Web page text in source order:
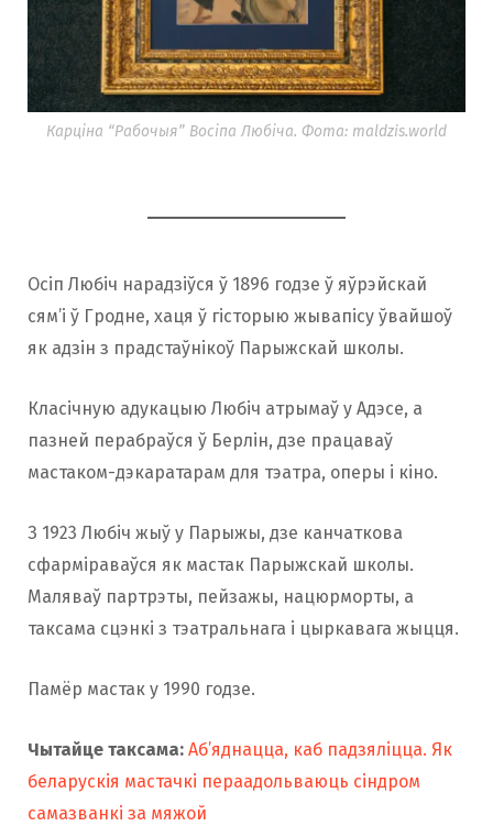
Карціна “Рабочыя” Восіпа Любіча. Фота: maldzis.world
Осіп Любіч нарадзіўся ў 1896 годзе ў яўрэйскай
сям’і ў Гродне, хаця ў гісторыю жывапісу ўвайшоў
як адзін з прадстаўнікоў Парыжскай школы.
Класічную адукацыю Любіч атрымаў у Адэсе, а
пазней перабраўся ў Берлін, дзе працаваў
мастаком-дэкаратарам для тэатра, оперы і кіно.
З 1923 Любіч жыў у Парыжы, дзе канчаткова
сфарміраваўся як мастак Парыжскай школы.
Маляваў партрэты, пейзажы, нацюрморты, а
таксама сцэнкі з тэатральнага і цыркавага жыцця.
Памёр мастак у 1990 годзе.
Чытайце таксама: Аб’яднацца, каб падзяліцца. Як
беларускія мастачкі пераадольваюць сіндром
самазванкі за мяжой